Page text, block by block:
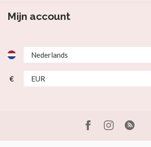
Mijn account
€